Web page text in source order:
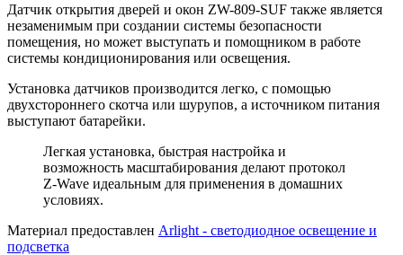
Датчик открытия дверей и окон ZW-809-SUF также является
незаменимым при создании системы безопасности
помещения, но может выступать и помощником в работе
системы кондиционирования или освещения.
Установка датчиков производится легко, с помощью
двухстороннего скотча или шурупов, а источником питания
выступают батарейки.
Легкая установка, быстрая настройка и
возможность масштабирования делают протокол
Z-Wave идеальным для применения в домашних
условиях.
Материал предоставлен Arlight - светодиодное освещение и
подсветка